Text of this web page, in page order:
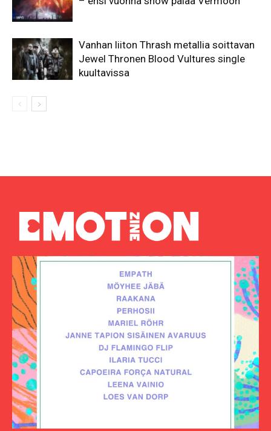
Vanhan liiton Thrash metallia soittavan
Jewel Thronen Blood Vultures single
kuultavissa